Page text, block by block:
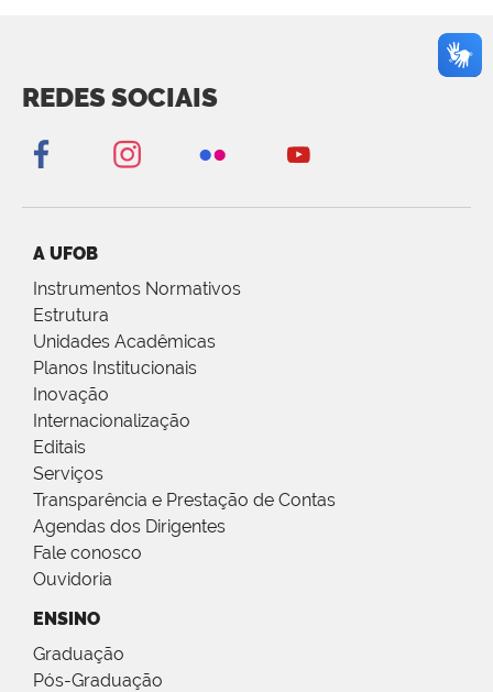
REDES SOCIAIS
A UFOB
Instrumentos Normativos
Estrutura
Unidades Acadêmicas
Planos Institucionais
Inovação
Internacionalização
Editais
Serviços
Transparência e Prestação de Contas
Agendas dos Dirigentes
Fale conosco
Ouvidoria
ENSINO
Graduação
Pós-Graduação